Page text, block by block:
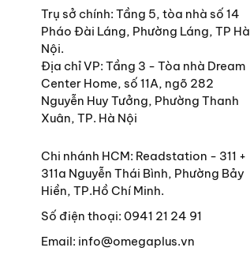
Trụ sở chính: Tầng 5, tòa nhà số 14
Pháo Đài Láng, Phường Láng, TP Hà
Nội.
Địa chỉ VP: Tầng 3 - Tòa nhà Dream
Center Home, số 11A, ngõ 282
Nguyễn Huy Tưởng, Phường Thanh
Xuân, TP. Hà Nội
Chi nhánh HCM: Readstation - 311 +
311a Nguyễn Thái Bình, Phường Bảy
Hiền, TP.Hồ Chí Minh.
Số điện thoại: 0941 21 24 91
Email: info@omegaplus.vn